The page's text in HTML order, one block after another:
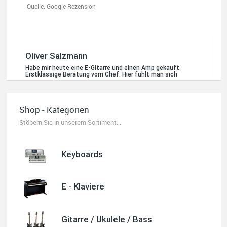
Korrespondenz, Kommunikation und Verkauf top.
Abholung der Ware reibungslos.
Sehr zu empfehlen....
Quelle: Google-Rezension
Shop - Kategorien
Stöbern Sie in unserem Sortiment...
Keyboards
E - Klaviere
Gitarre / Ukulele / Bass